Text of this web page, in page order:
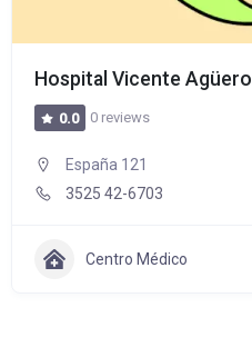
Hospital Vicente Agüero
0.0 0 reviews
España 121
3525 42-6703
Centro Médico